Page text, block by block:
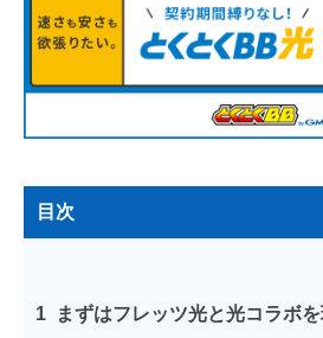
目次
1 まずはフレッツ光と光コラボ